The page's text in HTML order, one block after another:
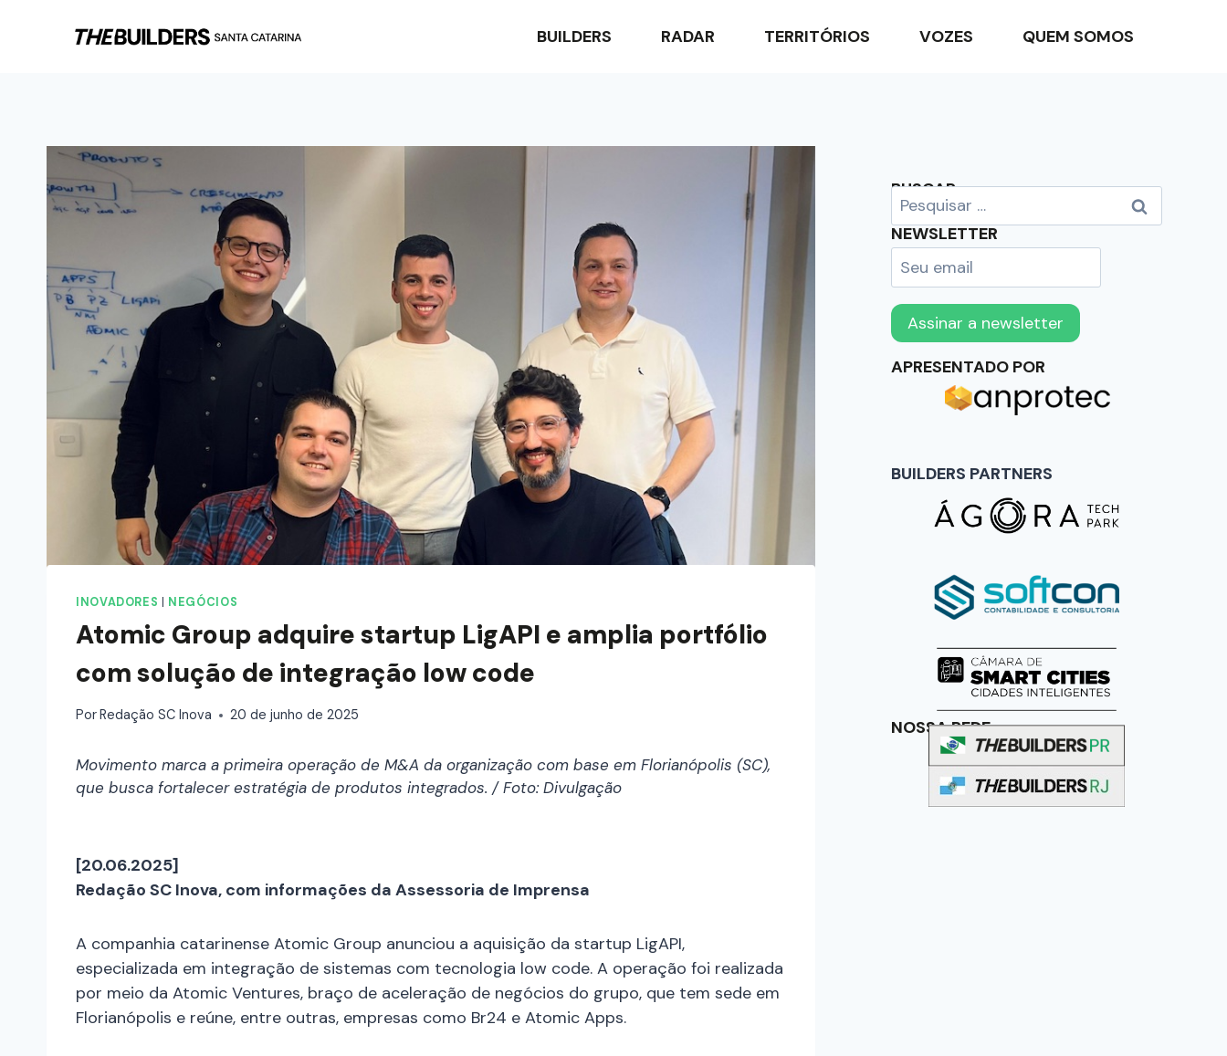
BUILDERS RADAR TERRITÓRIOS VOZES QUEM SOMOS
INOVADORES NEGÓCIOS
Atomic Group adquire startup LigAPI e amplia portfólio
com solução de integração low code
Por Redação SC Inova 20 de junho de 2025
Movimento marca a primeira operação de M&A da organização com base em Florianópolis (SC),
que busca fortalecer estratégia de produtos integrados. / Foto: Divulgação
[20.06.2025]
Redação SC Inova, com informações da Assessoria de Imprensa
A companhia catarinense Atomic Group anunciou a aquisição da startup LigAPI,
especializada em integração de sistemas com tecnologia low code. A operação foi realizada
por meio da Atomic Ventures, braço de aceleração de negócios do grupo, que tem sede em
Florianópolis e reúne, entre outras, empresas como Br24 e Atomic Apps.
BUSCAR
NEWSLETTER
APRESENTADO POR
BUILDERS PARTNERS
NOSSA REDE